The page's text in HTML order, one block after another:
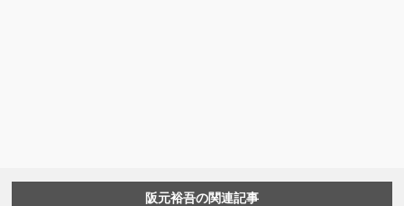
阪元裕吾の関連記事